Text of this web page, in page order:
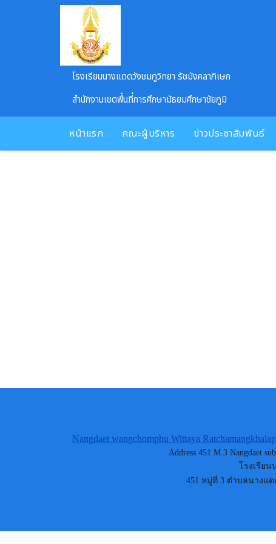
Skip to main content
โรงเรียนนางแดดวังชมภูวิทยา รัชมังคลาภิเษก
สำนักงานเขตพื้นที่การศึกษามัธยมศึกษาชัยภูมิ
หน้าแรก คณะผู้บริหาร ข่าวประชาสัมพันธ์
Nangdaet wangchomphu Wittaya
Address 451 M.3 Nangdaet
โรงเรีย
451 หมู่ที่ 3 ตำบลนางแด